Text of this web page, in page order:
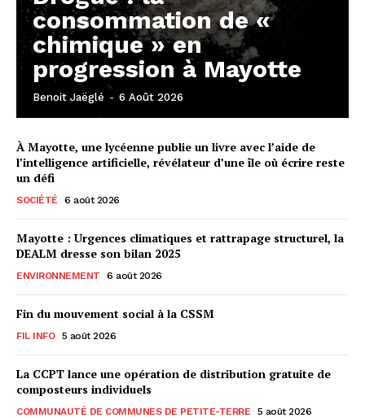
consommation de «
chimique » en
progression à Mayotte
Benoit Jaëglé - 6 Août 2026
À Mayotte, une lycéenne publie un livre avec l’aide de
l’intelligence artificielle, révélateur d’une île où écrire reste
un défi
SOCIÉTÉ 6 août 2026
Mayotte : Urgences climatiques et rattrapage structurel, la
DEALM dresse son bilan 2025
ENVIRONNEMENT 6 août 2026
Fin du mouvement social à la CSSM
FIL INFO 5 août 2026
La CCPT lance une opération de distribution gratuite de
composteurs individuels
COMMUNAUTÉ DE COMMUNES DE PETITE-TERRE 5 août 2026